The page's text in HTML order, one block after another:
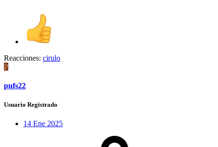
Reacciones: cirulo
P
pufs22
Usuario Registrado
14 Ene 2025